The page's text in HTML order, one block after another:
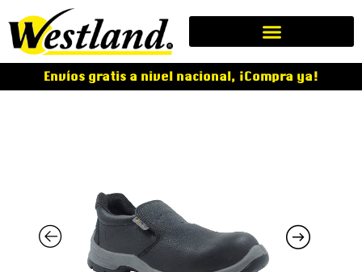
Envíos gratis a nivel nacional, ¡Compra ya!